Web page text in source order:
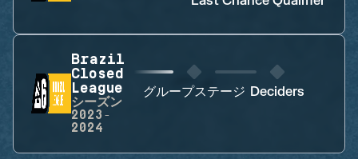
Brazil
Closed
League
シーズン
2023-
2024
グループステージ Deciders